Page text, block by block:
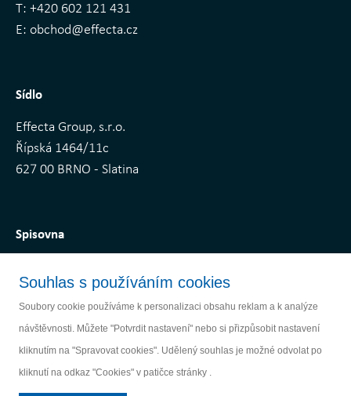
Souhlas s používáním cookies
Soubory cookie používáme k personalizaci obsahu reklam a k analýze
návštěvnosti. Můžete "Potvrdit nastavení" nebo si přizpůsobit nastavení
kliknutím na "Spravovat cookies". Udělený souhlas je možné odvolat po
kliknutí na odkaz "Cookies" v patičce stránky .
T: +420 602 121 431
E: obchod@effecta.cz
Sídlo
Effecta Group, s.r.o.
Řípská 1464/11c
627 00 BRNO - Slatina
Spisovna
Nová Ves u Oslavan, č.p. 251
664 91 Ivančice